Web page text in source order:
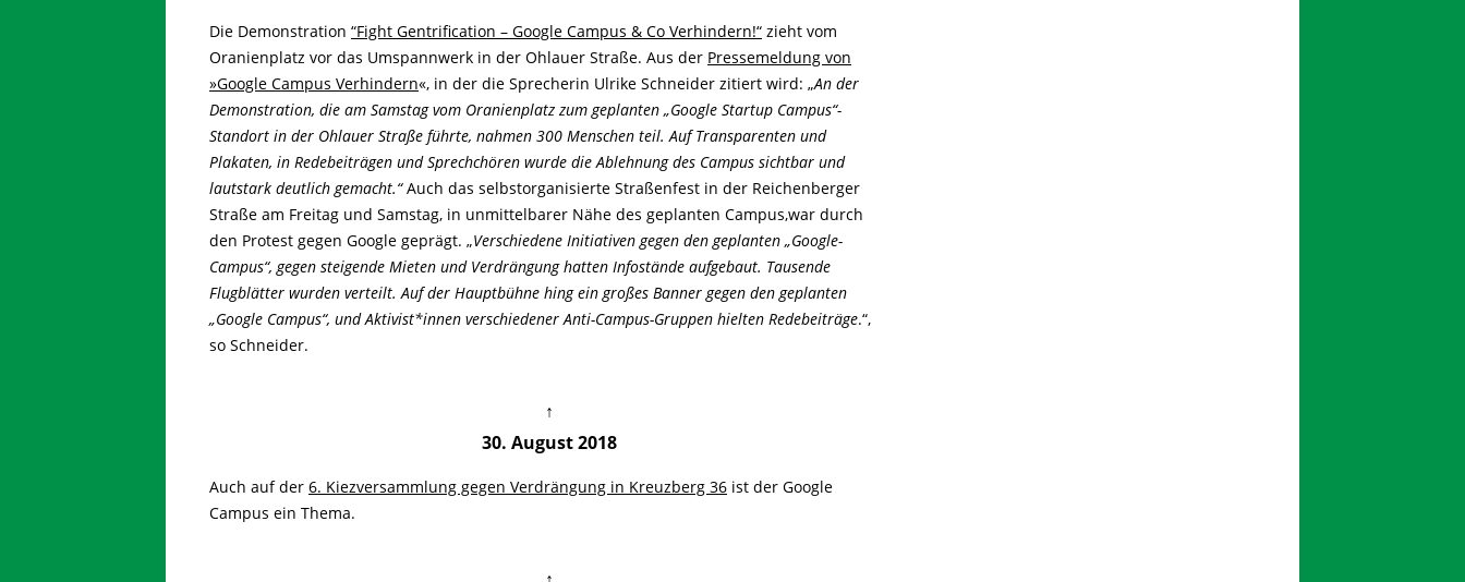
Die Demonstration “Fight Gentrification – Google Campus & Co Verhindern!“ zieht vom
Oranienplatz vor das Umspannwerk in der Ohlauer Straße. Aus der Pressemeldung von
»Google Campus Verhindern«, in der die Sprecherin Ulrike Schneider zitiert wird: „An der
Demonstration, die am Samstag vom Oranienplatz zum geplanten „Google Startup Campus“-
Standort in der Ohlauer Straße führte, nahmen 300 Menschen teil. Auf Transparenten und
Plakaten, in Redebeiträgen und Sprechchören wurde die Ablehnung des Campus sichtbar und
lautstark deutlich gemacht.“Auch das selbstorganisierte Straßenfest in der Reichenberger
Straße am Freitag und Samstag, in unmittelbarer Nähe des geplanten Campus,war durch
den Protest gegen Google geprägt. „Verschiedene Initiativen gegen den geplanten „Google-
Campus“, gegen steigende Mieten und Verdrängung hatten Infostände aufgebaut. Tausende
Flugblätter wurden verteilt. Auf der Hauptbühne hing ein großes Banner gegen den geplanten
„Google Campus“, und Aktivist*innen verschiedener Anti-Campus-Gruppen hielten Redebeiträge.“,
so Schneider.
↑
30. August 2018
Auch auf der 6. Kiezversammlung gegen Verdrängung in Kreuzberg 36 ist der Google
Campus ein Thema.